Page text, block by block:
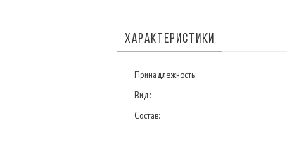
ХАРАКТЕРИСТИКИ
Принадлежность:
Вид:
Состав: